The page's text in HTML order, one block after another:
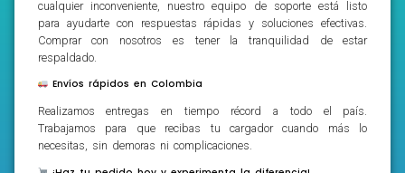
cualquier inconveniente, nuestro equipo de soporte está listo
para ayudarte con respuestas rápidas y soluciones efectivas.
Comprar con nosotros es tener la tranquilidad de estar
respaldado.
Envíos rápidos en Colombia
Realizamos entregas en tiempo récord a todo el país.
Trabajamos para que recibas tu cargador cuando más lo
necesitas, sin demoras ni complicaciones.